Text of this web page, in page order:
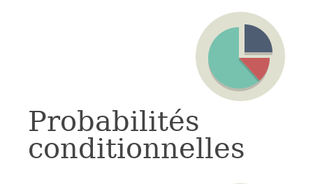
Probabilités
conditionnelles